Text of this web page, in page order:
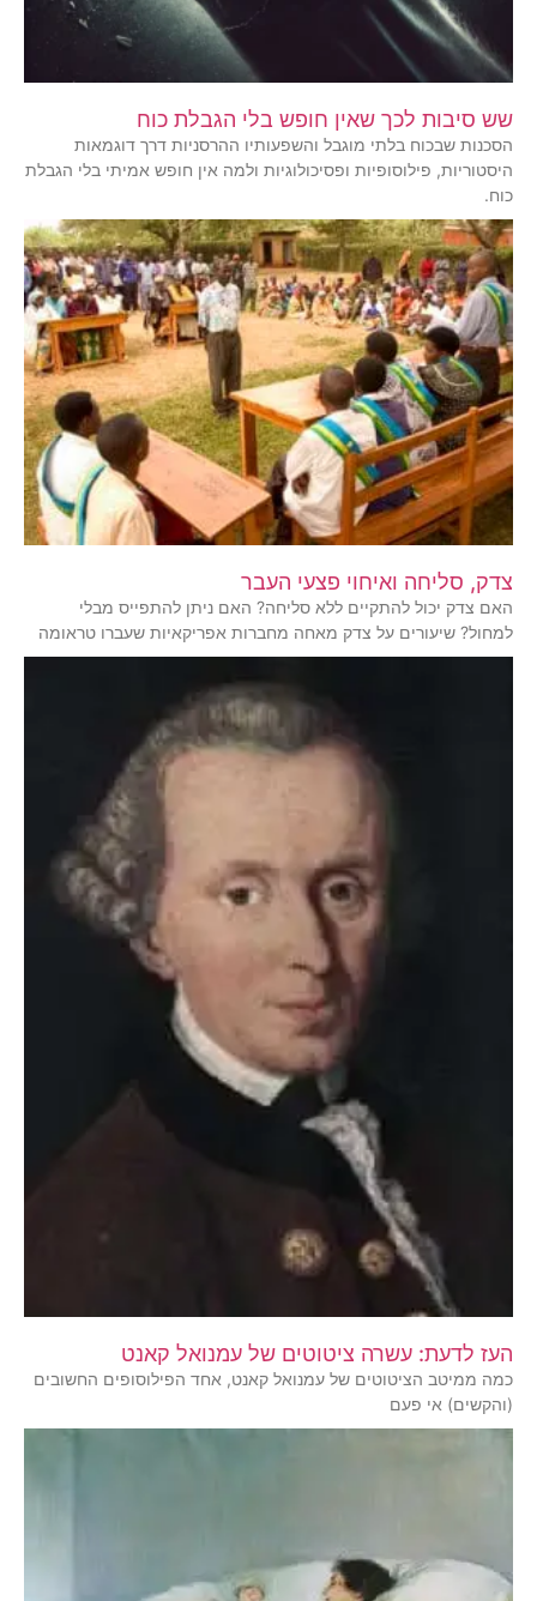
שש סיבות לכך שאין חופש בלי הגבלת כוח
הסכנות שבכוח בלתי מוגבל והשפעותיו ההרסניות דרך דוגמאות
היסטוריות, פילוסופיות ופסיכולוגיות ולמה אין חופש אמיתי בלי הגבלת
כוח.
צדק, סליחה ואיחוי פצעי העבר
האם צדק יכול להתקיים ללא סליחה? האם ניתן להתפייס מבלי
למחול? שיעורים על צדק מאחה מחברות אפריקאיות שעברו טראומה
העז לדעת: עשרה ציטוטים של עמנואל קאנט
כמה ממיטב הציטוטים של עמנואל קאנט, אחד הפילוסופים החשובים
(והקשים) אי פעם